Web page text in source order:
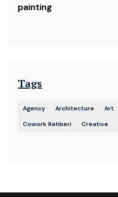
painting
Tags
Agency Architecture Art
Cowork Rehberi
Creative